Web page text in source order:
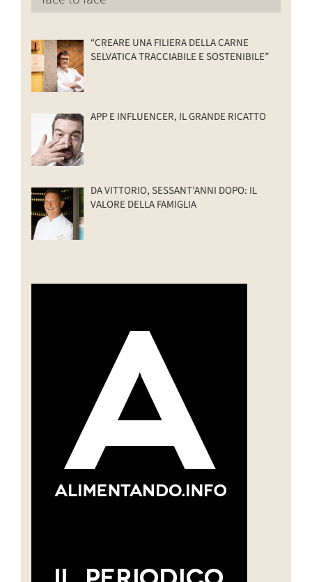
“CREARE UNA FILIERA DELLA CARNE
SELVATICA TRACCIABILE E SOSTENIBILE”
APP E INFLUENCER, IL GRANDE RICATTO
DA VITTORIO, SESSANT’ANNI DOPO: IL
VALORE DELLA FAMIGLIA